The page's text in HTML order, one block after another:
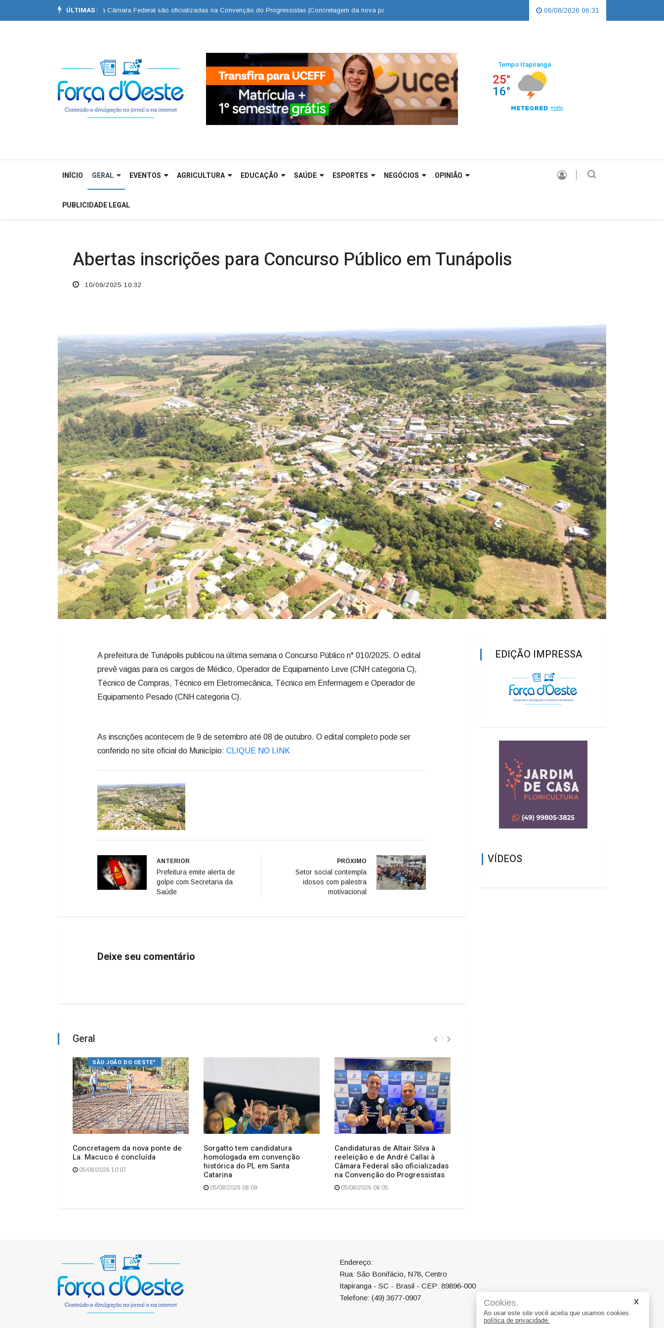
ÚLTIMAS :
e de André Callai à Câmara Federal são oficializadas na Convenção do Progressistas |Concretagem da nova ponte de La. Macuco é concluída | Sorgatto tem candidatura homologada em convenção histórica do PL
06/08/2026 06:31
INÍCIO GERAL EVENTOS AGRICULTURA EDUCAÇÃO SAÚDE ESPORTES NEGÓCIOS OPINIÃO
PUBLICIDADE LEGAL
Abertas inscrições para Concurso Público em Tunápolis
10/09/2025 10:32
A prefeitura de Tunápolis publicou na última semana o Concurso Público n° 010/2025. O edital
prevê vagas para os cargos de Médico, Operador de Equipamento Leve (CNH categoria C),
Técnico de Compras, Técnico em Eletromecânica, Técnico em Enfermagem e Operador de
Equipamento Pesado (CNH categoria C).
As inscrições acontecem de 9 de setembro até 08 de outubro. O edital completo pode ser
conferido no site oficial do Município: CLIQUE NO LINK
ANTERIOR
Prefeitura emite alerta de
golpe com Secretaria da
Saúde
PRÓXIMO
Setor social contempla
idosos com palestra
motivacional
Deixe seu comentário
Geral
SÃO JOÃO DO OESTE"
Concretagem da nova ponte de
La. Macuco é concluída
05/08/2026 10:07
Sorgatto tem candidatura
homologada em convenção
histórica do PL em Santa
Catarina
05/08/2026 08:09
Candidaturas de Altair Silva à
reeleição e de André Callai à
Câmara Federal são oficializadas
na Convenção do Progressistas
05/08/2026 08:05
EDIÇÃO IMPRESSA
VÍDEOS
Endereço:
Rua: São Bonifácio, N78, Centro
Itapiranga - SC - Brasil - CEP: 89896-000
Telefone: (49) 3677-0907
Cookies.
Ao usar este site você aceita que usamos cookies.
política de privacidade.